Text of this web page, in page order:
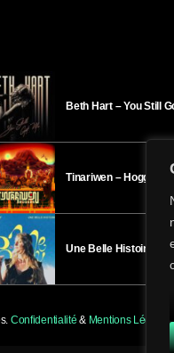
Beth Hart – You Still
Tinariwen – Hoggar
Une Belle Histoire –
Confidentialité & Mentions Légales.